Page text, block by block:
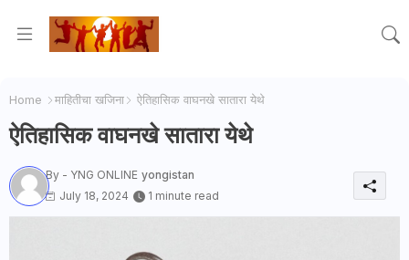
Home माहितीचा खजिना ऐतिहासिक वाघनखे सातारा येथे
ऐतिहासिक वाघनखे सातारा येथे
By - YNG ONLINE yongistan
July 18, 2024
1 minute read